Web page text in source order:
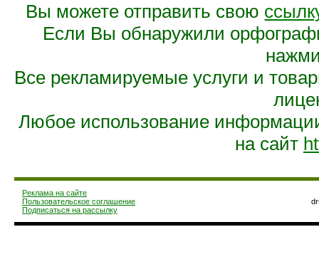
Вы можете отправить свою
Если Вы обнаружили
Все рекламируемые услуги и
Любое использование
на сайт
Реклама на сайте
Пользовательское соглашение
Подписаться на рассылку